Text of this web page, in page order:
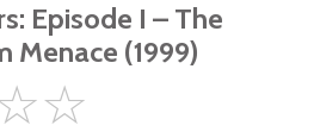
Episode I – The
Menace (1999)
☆